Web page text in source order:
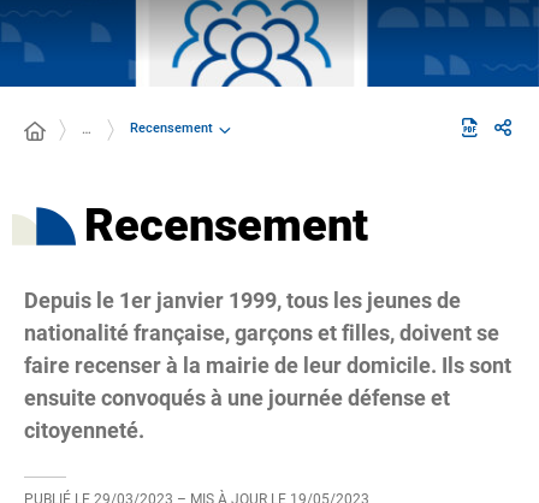
… Recensement
Recensement
Depuis le 1er janvier 1999, tous les jeunes de
nationalité française, garçons et filles, doivent se
faire recenser à la mairie de leur domicile. Ils sont
ensuite convoqués à une journée défense et
citoyenneté.
PUBLIÉ LE 29/03/2023 – MIS À JOUR LE 19/05/2023